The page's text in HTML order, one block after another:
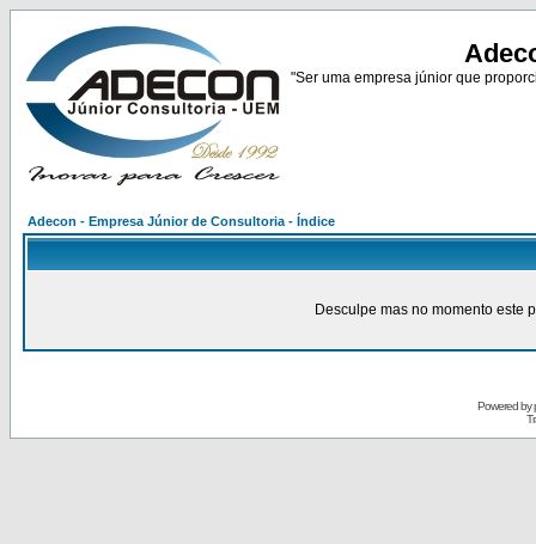
"Ser uma empresa júnior que
Adecon - Empresa Júnior de Consultoria - Índice
Desculpe mas no momento este
Powered by